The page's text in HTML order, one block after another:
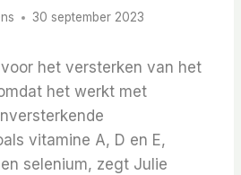
30 september 2023
het versterken van het
het werkt met
vitamine A, D en E,
selenium, zegt Julie